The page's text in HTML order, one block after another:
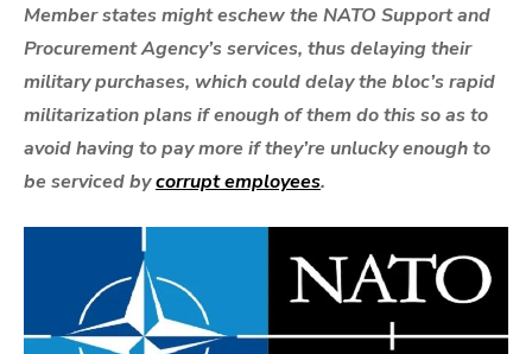
Macron
could
‘be
tried
for
complicity
genocide’
Member states might eschew the NATO Support and
Procurement Agency’s services, thus delaying their
military purchases, which could delay the bloc’s rapid
militarization plans if enough of them do this so as to
avoid having to pay more if they’re unlucky enough to
be serviced bycorrupt employees.